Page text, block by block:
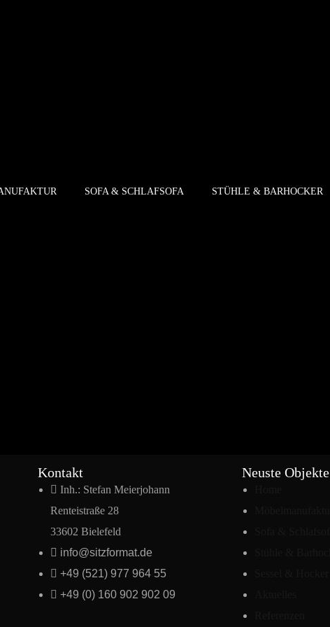
SOFA & SCHLAFSOFA STÜHLE & BARHOCKER
Kontakt
Inh.: Stefan Meierjohann
Renteistraße 28
33602 Bielefeld
info@sitzformat.de
+49 (521) 977 964 55
+49 (0) 160 902 902 09
Neuste Objekte